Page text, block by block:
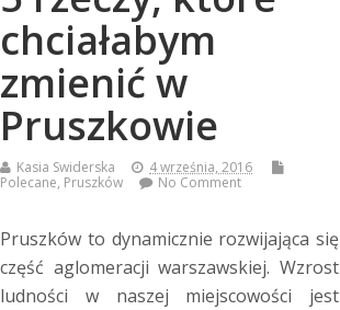
chciałabym
zmienić w
Pruszkowie
Kasia Swiderska
4 września, 2016
Polecane, Pruszków No Comment
Pruszków to dynamicznie rozwijająca się
część aglomeracji warszawskiej. Wzrost
ludności w naszej miejscowości jest